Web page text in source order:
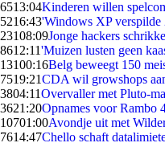
6513:04Kinderen willen
5216:43'Windows XP verspilde
23108:09Jonge hackers
8612:11'Muizen lusten geen
13100:16Belg beweegt 150
7519:21CDA wil growshops
3804:11Overvaller met Pluto-
3621:20Opnames voor Rambo
10701:00Avondje uit met
7614:47Chello schaft